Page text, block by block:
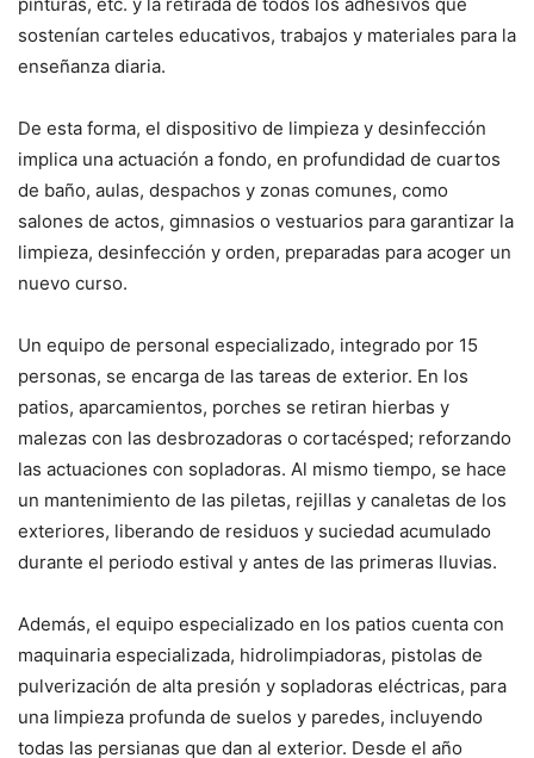
sostenían carteles educativos, trabajos y materiales para la
enseñanza diaria.
De esta forma, el dispositivo de limpieza y desinfección
implica una actuación a fondo, en profundidad de cuartos
de baño, aulas, despachos y zonas comunes, como
salones de actos, gimnasios o vestuarios para garantizar la
limpieza, desinfección y orden, preparadas para acoger un
nuevo curso.
Un equipo de personal especializado, integrado por 15
personas, se encarga de las tareas de exterior. En los
patios, aparcamientos, porches se retiran hierbas y
malezas con las desbrozadoras o cortacésped; reforzando
las actuaciones con sopladoras. Al mismo tiempo, se hace
un mantenimiento de las piletas, rejillas y canaletas de los
exteriores, liberando de residuos y suciedad acumulado
durante el periodo estival y antes de las primeras lluvias.
Además, el equipo especializado en los patios cuenta con
maquinaria especializada, hidrolimpiadoras, pistolas de
pulverización de alta presión y sopladoras eléctricas, para
una limpieza profunda de suelos y paredes, incluyendo
todas las persianas que dan al exterior. Desde el año